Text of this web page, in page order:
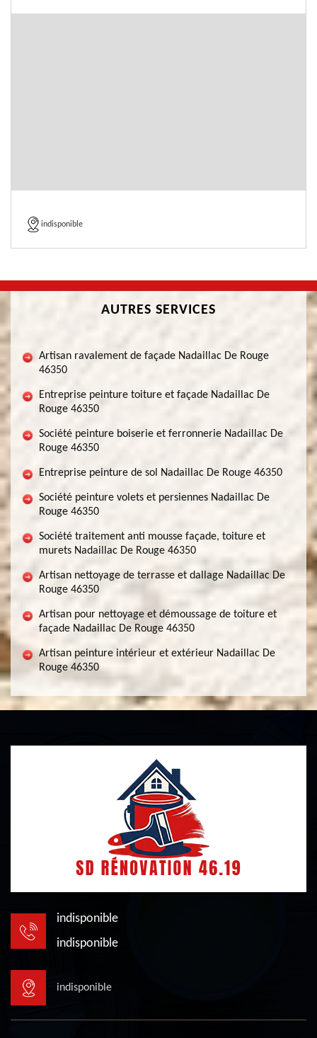
indisponible
AUTRES SERVICES
Artisan ravalement de façade Nadaillac De Rouge
46350
Entreprise peinture toiture et façade Nadaillac De
Rouge 46350
Société peinture boiserie et ferronnerie Nadaillac De
Rouge 46350
Entreprise peinture de sol Nadaillac De Rouge 46350
Société peinture volets et persiennes Nadaillac De
Rouge 46350
Société traitement anti mousse façade, toiture et
murets Nadaillac De Rouge 46350
Artisan nettoyage de terrasse et dallage Nadaillac De
Rouge 46350
Artisan pour nettoyage et démoussage de toiture et
façade Nadaillac De Rouge 46350
Artisan peinture intérieur et extérieur Nadaillac De
Rouge 46350
indisponible
indisponible
indisponible